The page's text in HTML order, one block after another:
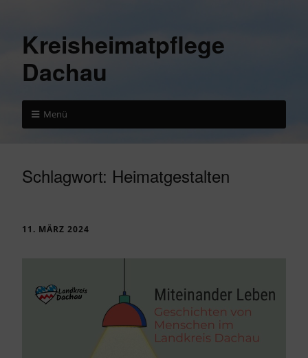
Kreisheimatpflege
Dachau
Menü
Schlagwort: Heimatgestalten
11. MÄRZ 2024